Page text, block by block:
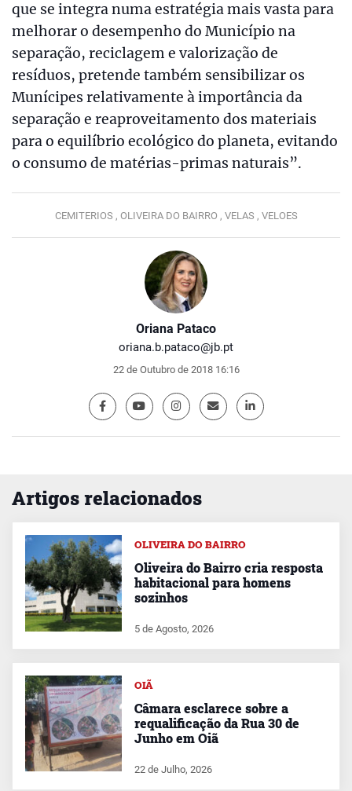
Oriana Pataco
oriana.b.pataco@jb.pt
22 de Outubro de 2018 16:16
que se integra numa estratégia mais vasta para
melhorar o desempenho do Município na
separação, reciclagem e valorização de
resíduos, pretende também sensibilizar os
Munícipes relativamente à importância da
separação e reaproveitamento dos materiais
para o equilíbrio ecológico do planeta, evitando
o consumo de matérias-primas naturais”.
CEMITERIOS , OLIVEIRA DO BAIRRO , VELAS , VELOES
Artigos relacionados
OLIVEIRA DO BAIRRO
Oliveira do Bairro cria resposta
habitacional para homens
sozinhos
5 de Agosto, 2026
OIÃ
Câmara esclarece sobre a
requalificação da Rua 30 de
Junho em Oiã
22 de Julho, 2026